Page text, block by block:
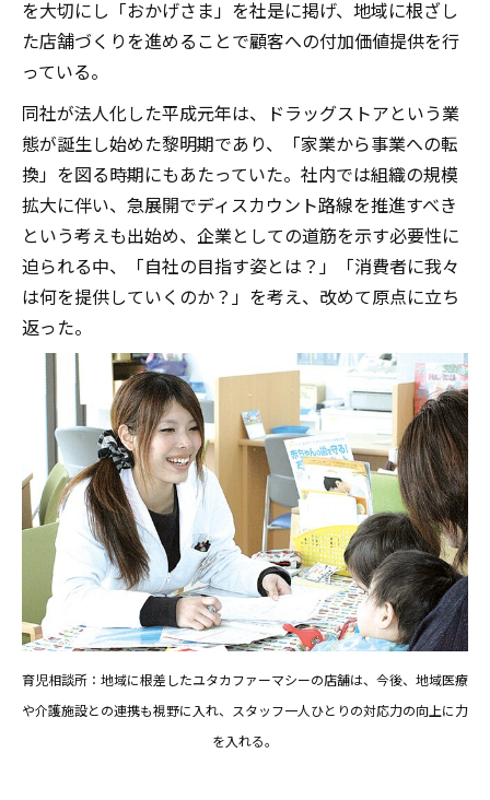
を大切にし「おかげさま」を社是に掲げ、地域に根ざし
た店舗づくりを進めることで顧客への付加価値提供を行
っている。
同社が法人化した平成元年は、ドラッグストアという業
態が誕生し始めた黎明期であり、「家業から事業への転
換」を図る時期にもあたっていた。社内では組織の規模
拡大に伴い、急展開でディスカウント路線を推進すべき
という考えも出始め、企業としての道筋を示す必要性に
迫られる中、「自社の目指す姿とは？」「消費者に我々
は何を提供していくのか？」を考え、改めて原点に立ち
返った。
育児相談所：地域に根差したユタカファーマシーの店舗は、今後、地域医療
や介護施設との連携も視野に入れ、スタッフ一人ひとりの対応力の向上に力
を入れる。